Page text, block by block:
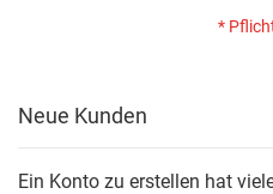
Neue Kunden
Ein Konto zu erstellen hat